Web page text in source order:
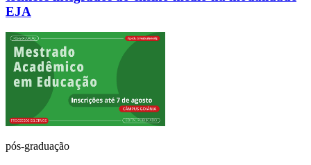
EJA
pós-graduação